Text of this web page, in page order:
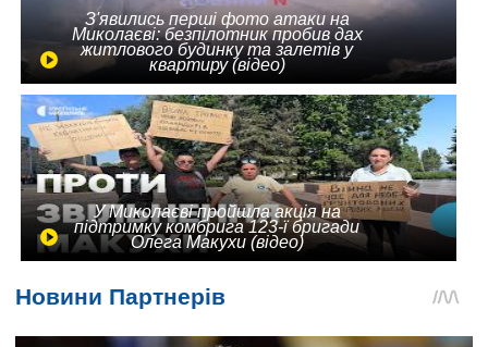
З'явились перші фото атаки на
Миколаєві: безпілотник пробив дах
житлового будинку та залетів у
квартиру (відео)
У Миколаєві пройшла акція на
підтримку комбрига 123-ї бригади
Олега Макухи (відео)